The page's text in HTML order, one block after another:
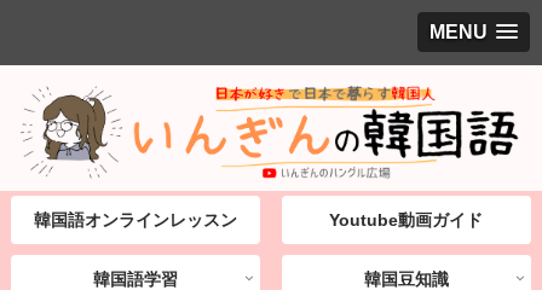
MENU
韓国語オンラインレッスン Youtube動画ガイド
韓国語学習 韓国豆知識